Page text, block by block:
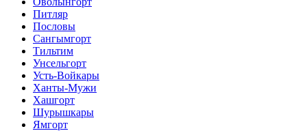
Питляр
Пословы
Сангымгорт
Тильтим
Унсельгорт
Усть-Войкары
Ханты-Мужи
Хашгорт
Шурышкары
Ямгорт